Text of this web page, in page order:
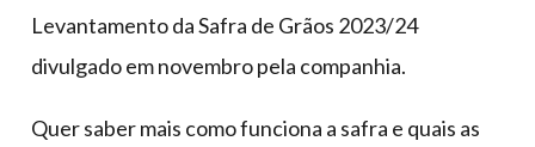
Levantamento da Safra de Grãos 2023/24
divulgado em novembro pela companhia.
Quer saber mais como funciona a safra e quais as